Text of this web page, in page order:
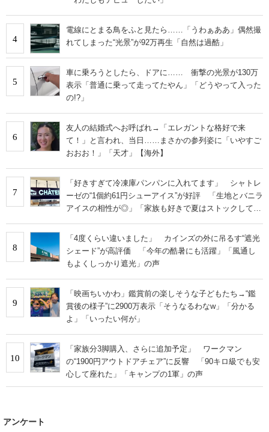
4
電線にとまる鳥をふと見たら……「うわぁああ」偶然撮
れてしまった“光景”が92万再生「自然は過酷」
5
車に乗ろうとしたら、ドアに…… 衝撃の光景が130万
表示「普通に乗って走ってたやん」「どうやって入った
の!?」
6
友人の結婚式へお呼ばれ→「エレガントな格好で来
て！」と言われ、当日……まさかの参列姿に「いやすご
おおお！」「天才」【海外】
7
「好きすぎて冷凍庫パンパンに入れてます」 シャトレ
ーゼの“1個約61円シューアイス”が好評 「生地とバニラ
アイスの相性が◎」「家族も好きで夏はストックして
8
「4度くらい違いました」 カインズの外に吊るす“遮光
シェード”が高評価 「今年の酷暑にも活躍」「風通し
もよくしっかり遮光」の声
9
「映画ちいかわ」鑑賞前の楽しそうな子どもたち→“鑑
賞後の様子”に2900万表示「そうなるわなw」「分かる
よ」「いったい何が」
10
「家族分3脚購入、さらに追加予定」 ワークマン
の“1900円アウトドアチェア”に反響 「90キロ級でも安
心して座れた」「キャンプの1軍」の声
アンケート